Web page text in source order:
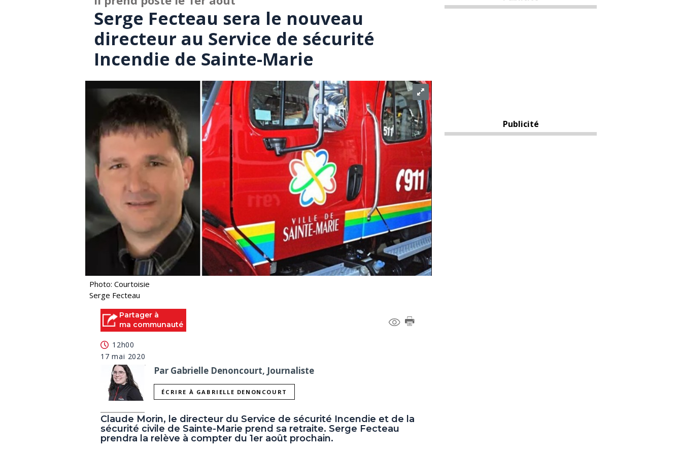
Serge Fecteau sera le nouveau
directeur au Service de sécurité
Incendie de Sainte-Marie
Photo: Courtoisie
Serge Fecteau
Partager à
ma communauté
12h00
17 mai 2020
Par Gabrielle Denoncourt, Journaliste
ÉCRIRE À GABRIELLE DENONCOURT
Claude Morin, le directeur du Service de sécurité Incendie et de la
sécurité civile de Sainte-Marie prend sa retraite. Serge Fecteau
prendra la relève à compter du 1er août prochain.
Publicité